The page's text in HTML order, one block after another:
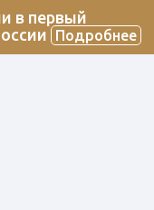
в первый
Подробнее